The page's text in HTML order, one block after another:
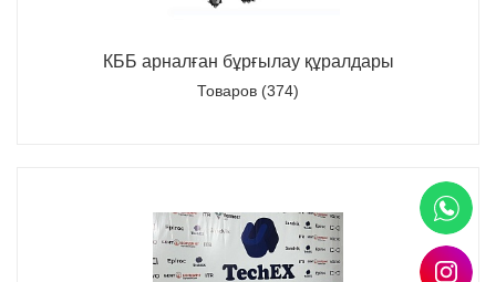
КББ арналған бұрғылау құралдары
Товаров (374)